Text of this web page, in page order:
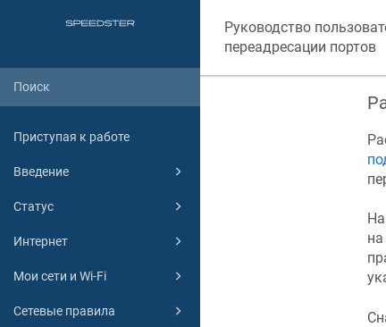
Приступая к работе
Введение
Статус
Интернет
Мои сети и Wi-Fi
Сетевые правила
Руководство
переадресации портов